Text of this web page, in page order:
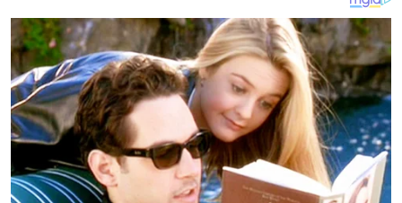
क्रि
के
ट
I
P
2
0